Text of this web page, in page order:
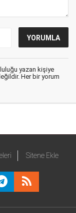
yazan kişiye
Her bir yorum
Sitene Ekle